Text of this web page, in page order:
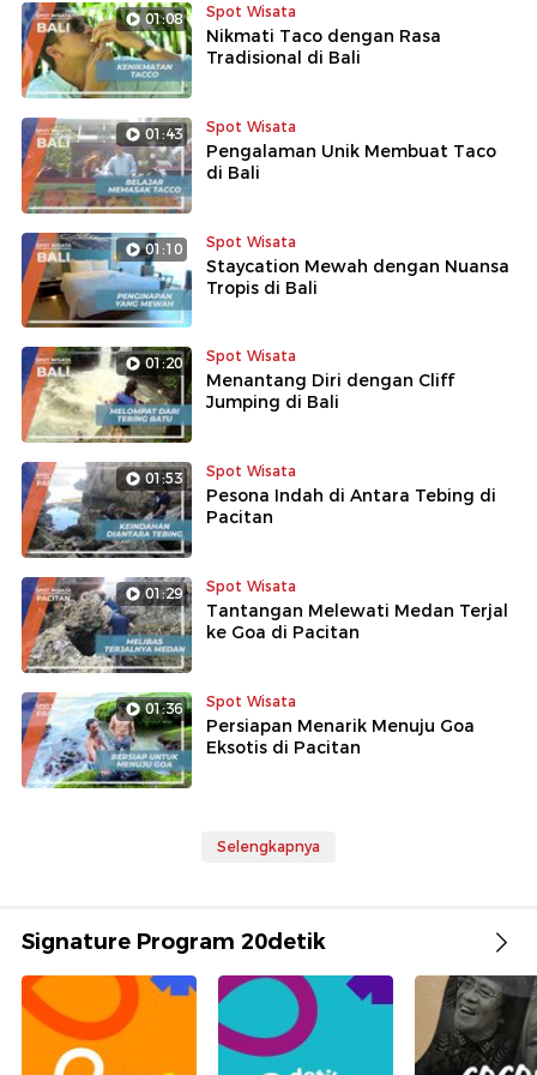
01:08 Spot Wisata
Nikmati Taco dengan Rasa
Tradisional di Bali
01:43 Spot Wisata
Pengalaman Unik Membuat Taco
di Bali
01:10 Spot Wisata
Staycation Mewah dengan Nuansa
Tropis di Bali
01:20 Spot Wisata
Menantang Diri dengan Cliff
Jumping di Bali
01:53 Spot Wisata
Pesona Indah di Antara Tebing di
Pacitan
01:29 Spot Wisata
Tantangan Melewati Medan Terjal
ke Goa di Pacitan
01:36 Spot Wisata
Persiapan Menarik Menuju Goa
Eksotis di Pacitan
Selengkapnya
Signature Program 20detik